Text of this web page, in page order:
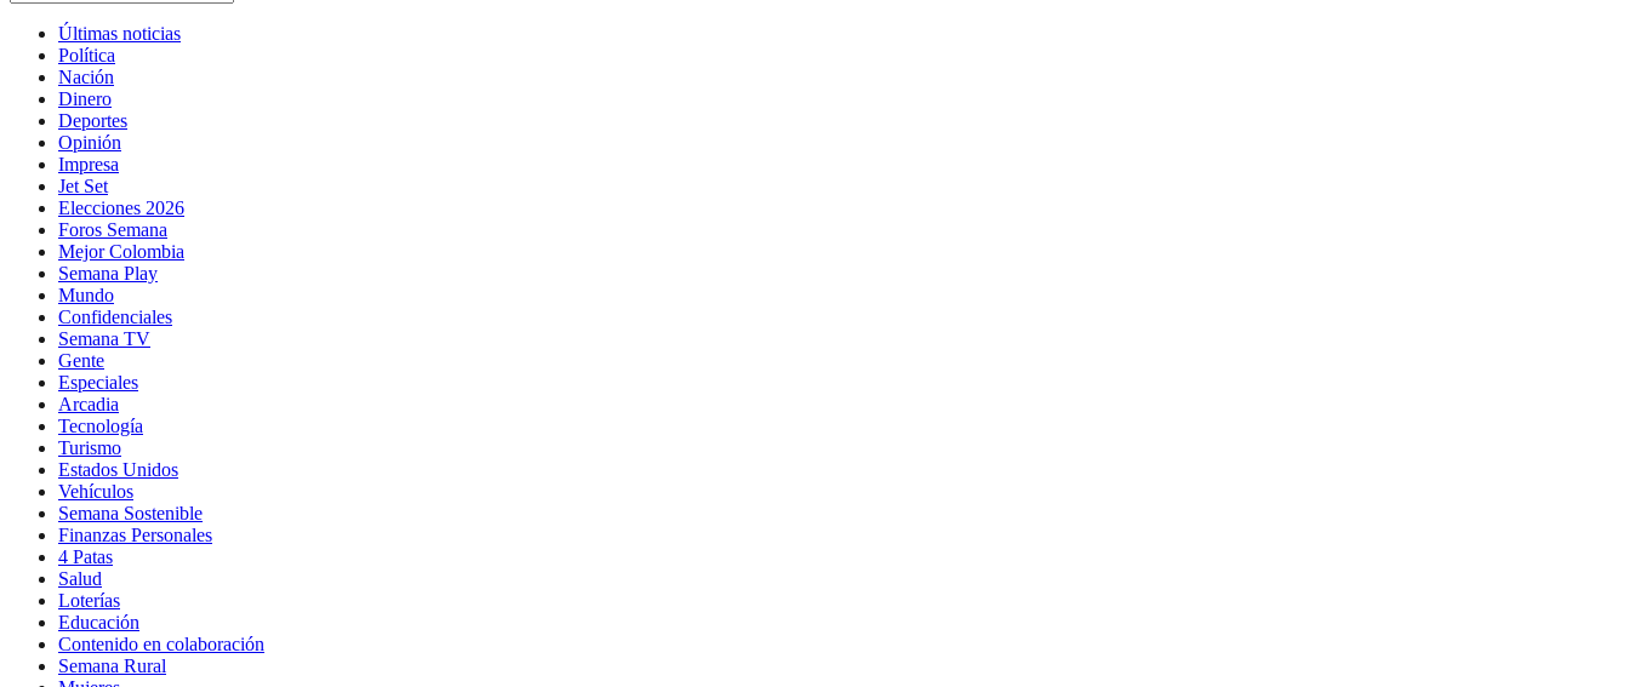
Últimas noticias
Política
Nación
Dinero
Deportes
Opinión
Impresa
Jet Set
Elecciones 2026
Foros Semana
Mejor Colombia
Semana Play
Mundo
Confidenciales
Semana TV
Gente
Especiales
Arcadia
Tecnología
Turismo
Estados Unidos
Vehículos
Semana Sostenible
Finanzas Personales
4 Patas
Salud
Loterías
Educación
Contenido en colaboración
Semana Rural